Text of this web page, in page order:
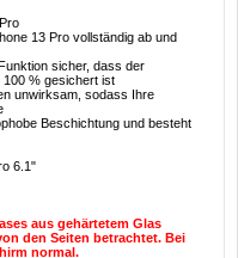
13 Pro vollständig ab und
sicher, dass der
100 % gesichert ist
unwirksam, sodass Ihre
Beschichtung und besteht
6.1"
aus gehärtetem Glas
den Seiten betrachtet. Bei
normal.